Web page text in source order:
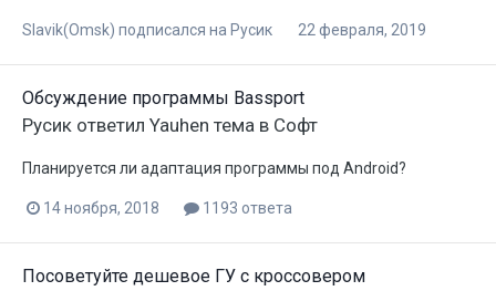
Slavik(Omsk) подписался на Русик 22 февраля, 2019
Обсуждение программы Bassport
Русик ответил Yauhen тема в Софт
Планируется ли адаптация программы под Android?
14 ноября, 2018 1193 ответа
Посоветуйте дешевое ГУ с кроссовером